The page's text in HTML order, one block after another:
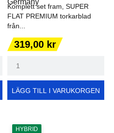
Komplett set fram, SUPER
FLAT PREMIUM torkarblad
från...
Pris
319,00 kr
LÄGG TILL I VARUKORGEN
HYBRID